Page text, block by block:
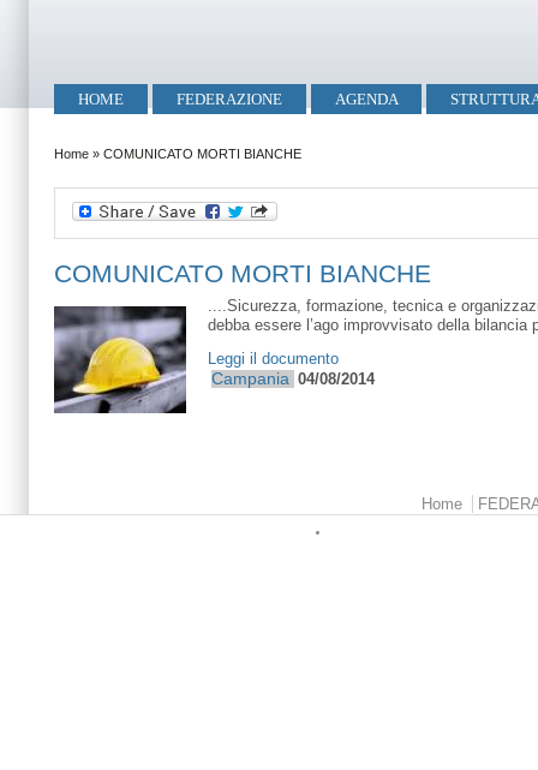
Menu principale
HOME FEDERAZIONE AGENDA
Tu sei qui
Home » COMUNICATO MORTI BIANCHE
COMUNICATO MORTI BIANCHE
....Sicurezza, formazione, tecnica e
debba essere l’ago improvvisato della bilancia
Leggi il documento
Campania 04/08/2014
Home